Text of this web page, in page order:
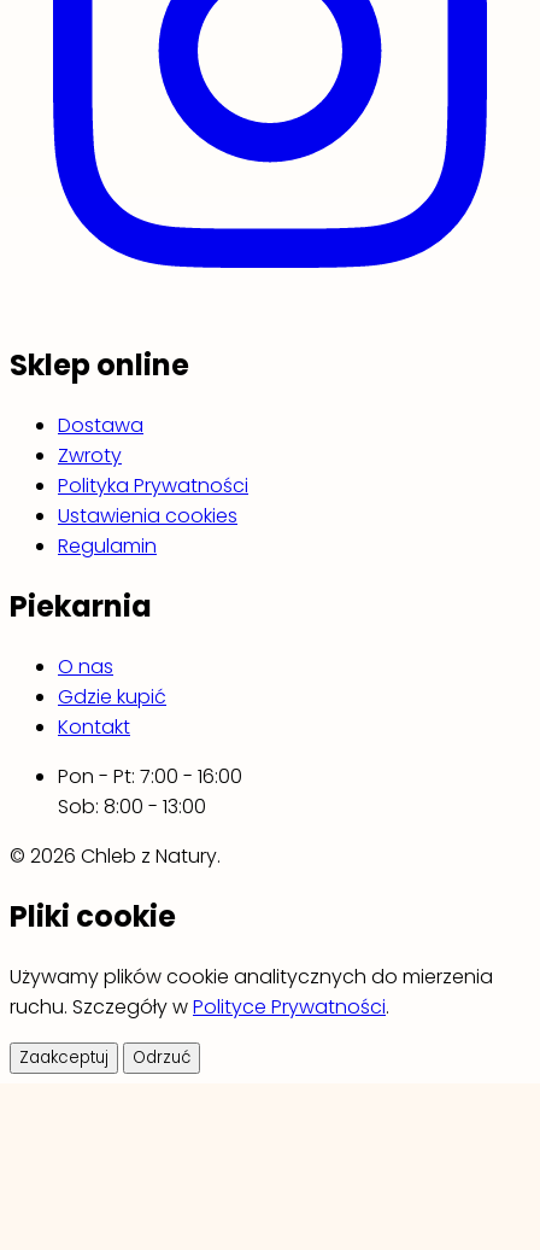
Sklep online
Dostawa
Zwroty
Polityka Prywatności
Ustawienia cookies
Regulamin
Piekarnia
O nas
Gdzie kupić
Kontakt
Pon - Pt: 7:00 - 16:00
Sob: 8:00 - 13:00
© 2026 Chleb z Natury.
Pliki cookie
Używamy plików cookie analitycznych do mierzenia
ruchu. Szczegóły wPolityce Prywatności.
Zaakceptuj Odrzuć